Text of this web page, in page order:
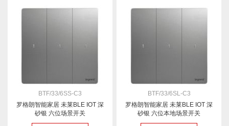
BTF/33/6SS-C3
罗格朗智能家居 未莱BLE IOT 深
砂银 六位场景开关
BTF/33/6SL-C3
罗格朗智能家居 未莱BLE IOT 深
砂银 六位本地场景开关